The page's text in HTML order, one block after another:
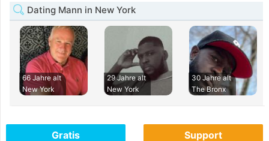
Dating Mann in New York
66 Jahre alt
New York
29 Jahre alt
New York
30 Jahre alt
The Bronx
Gratis Support